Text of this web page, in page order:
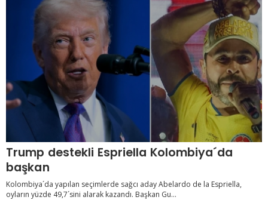
Trump destekli Espriella Kolombiya´da
başkan
Kolombiya´da yapılan seçimlerde sağcı aday Abelardo de la Espriella,
oyların yüzde 49,7´sini alarak kazandı. Başkan Gu...